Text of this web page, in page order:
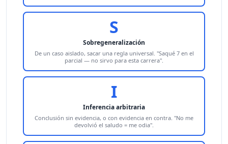
S
Sobregeneralización
De un caso aislado, sacar una regla universal. "Saqué 7 en el
parcial — no sirvo para esta carrera".
I
Inferencia arbitraria
Conclusión sin evidencia, o con evidencia en contra. "No me
devolvió el saludo = me odia".